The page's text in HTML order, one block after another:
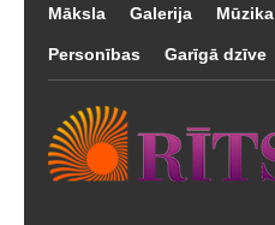
Māksla Galerija Mūzika
Personības Garīgā dzīve